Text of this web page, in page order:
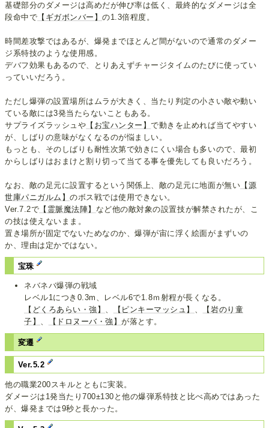
基礎部分のダメージは高めだが伸び率は低く、最終的なダメージは全
段命中で 【ギガボンバー】の1.3倍程度。
時間差攻撃ではあるが、爆発までほとんど間がないので通常のダメー
ジ系特技のような使用感。
デバフ効果もあるので、とりあえずチャージタイムのたびに使ってい
っていいだろう。
ただし爆弾の設置場所はムラが大きく、当たり判定の小さい敵や動い
ている敵には3発当たらないこともある。
サプライズラッシュや 【お宝ハンター】で動きを止めれば当てやすい
が、しばりの意味がなくなるのが悩ましい。
もっとも、そのしばりも耐性次第で効きにくい場合も多いので、最初
からしばりはおまけと割り切って当てる事を優先しても良いだろう。
なお、敵の足元に設置するという関係上、敵の足元に地面が無い 【源
世庫パニガルム】のボス戦では使用できない。
Ver.7.2で 【霊脈魔法陣】 など他の敵対象の設置技が解禁されたが、こ
の技は使えないまま。
置き場所が固定でないためなのか、爆弾が宙に浮く絵面がまずいの
か、理由は定かではない。
宝珠
ネバネバ爆弾の戦域
レベル1につき0.3m、レベル6で1.8ｍ射程が長くなる。
【どくろあらい・強】 、 【ピンキーマッシュ】 、
【岩のり童
子】 、 【ドロヌーバ・強】が落とす。
変遷
Ver.5.2
他の職業200スキルとともに実装。
ダメージは1発当たり700±130と他の爆弾系特技と比べ高めではあった
が、爆発までは9秒と長かった。